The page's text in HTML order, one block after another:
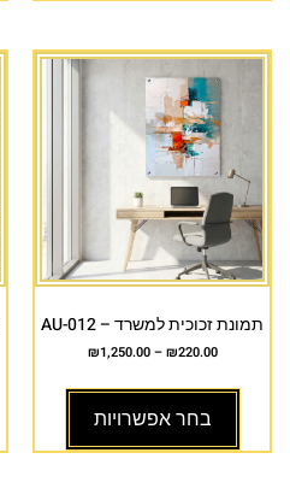
תמונת זכוכית למשרד – AU-012
₪220.00
–
₪1,250.00
בחר אפשרויות